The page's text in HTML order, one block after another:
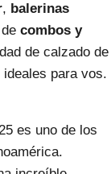
, balerinas
combos y
de calzado de
para vos.
es uno de los